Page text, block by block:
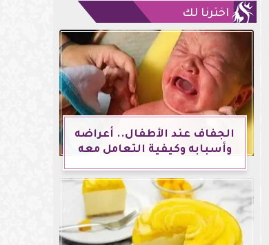
اخترنا لك
الجفاف عند الأطفال.. أعراضه
وأسبابه وكيفية التعامل معه